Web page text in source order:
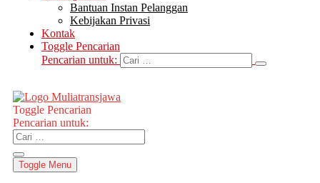
Bantuan Instan Pelanggan
Kebijakan Privasi
Kontak
Toggle Pencarian
Pencarian untuk:
Toggle Pencarian
Pencarian untuk:
Toggle Menu